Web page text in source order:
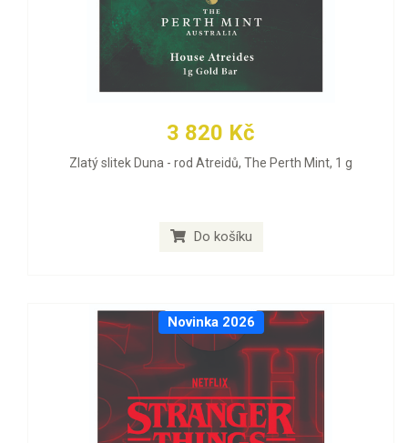
3 820 Kč
Zlatý slitek Duna - rod Atreidů, The Perth Mint, 1 g
Do košíku
Novinka 2026